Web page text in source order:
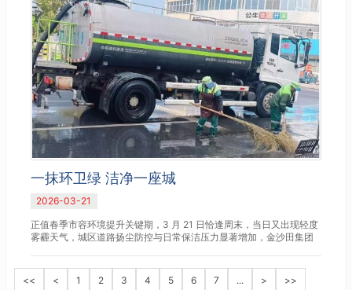
一抹环卫绿 洁净一座城
2026-03-21
正值春季市容环境提升关键期，3 月 21 日恰逢周末，当日又出现轻度
雾霾天气，城区道路扬尘防控与日常保洁压力显著增加，金沙田集团
<< < 1 2 3 4 5 6 7 ... > >>